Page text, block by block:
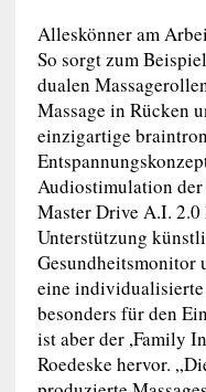
Alleskönner am
So sorgt zum
dualen
Massage in Rücken
einzigartige
Audiostimulation
Master Drive A.I.
Unterstützung
Gesundheitsmonitor
eine individualisierte
besonders für den
ist aber der ,Family
Roedeske hervor.